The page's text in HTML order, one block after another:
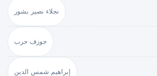
نجلاء نصير بشور
جوزف حرب
إبراهيم شمس الدين